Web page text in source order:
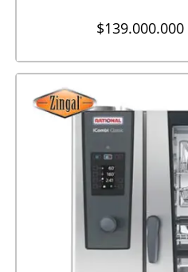
$139.000.000